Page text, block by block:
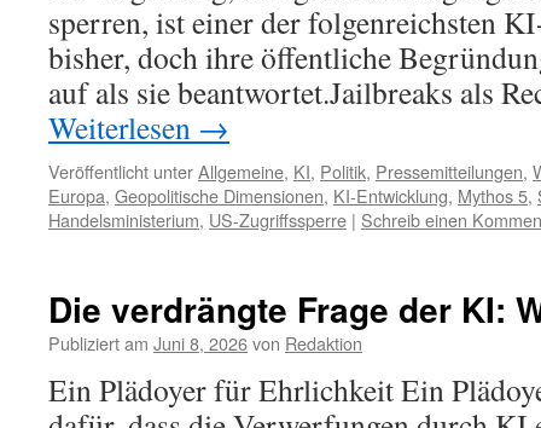
sperren, ist einer der folgenreichsten
bisher, doch ihre öffentliche
auf als sie beantwortet.Jailbreaks als
Weiterlesen →
Veröffentlicht unterAllgemeine, KI, Politik, Pressemitteilungen,
Europa, Geopolitische Dimensionen, KI-Entwicklung, Mythos 5,
Handelsministerium, US-Zugriffssperre | Schreib einen
Die verdrängte Frage der KI:
Publiziert am Juni 8, 2026von Redaktion
Ein Plädoyer für Ehrlichkeit Ein